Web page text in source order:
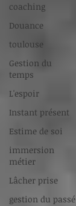
coaching
Douance
toulouse
Gestion du
temps
L'espoir
Instant présent
Estime de soi
immersion
métier
Lâcher prise
gestion du passé